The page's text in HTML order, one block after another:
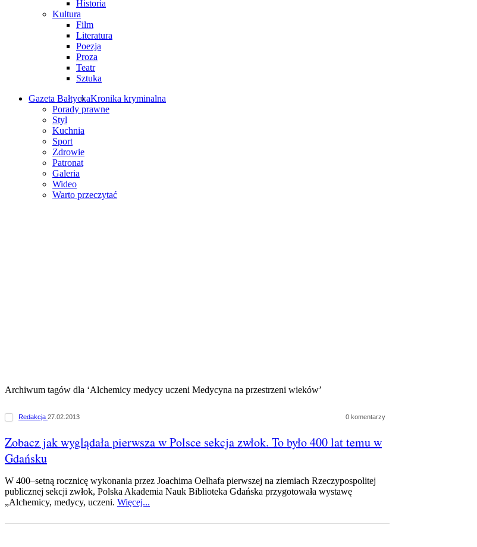
Historia
Kultura
Film
Literatura
Poezja
Proza
Teatr
Sztuka
Gazeta BałtyckaKronika kryminalna
Porady prawne
Styl
Kuchnia
Sport
Zdrowie
Patronat
Galeria
Wideo
Warto przeczytać
Archiwum tagów dla ‘Alchemicy medycy uczeni Medycyna na przestrzeni wieków’
Redakcja 27.02.2013 0 komentarzy
Zobacz jak wyglądała pierwsza w Polsce sekcja zwłok. To było 400 lat temu w
Gdańsku
W 400–setną rocznicę wykonania przez Joachima Oelhafa pierwszej na ziemiach Rzeczypospolitej
publicznej sekcji zwłok, Polska Akademia Nauk Biblioteka Gdańska przygotowała wystawę
„Alchemicy, medycy, uczeni. Więcej...